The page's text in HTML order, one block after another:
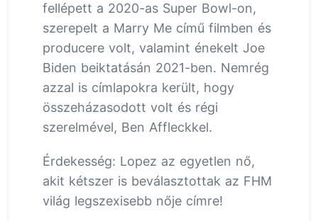
fellépett a 2020-as Super Bowl-on,
szerepelt a Marry Me című filmben és
producere volt, valamint énekelt Joe
Biden beiktatásán 2021-ben. Nemrég
azzal is címlapokra került, hogy
összeházasodott volt és régi
szerelmével, Ben Affleckkel.
Érdekesség: Lopez az egyetlen nő,
akit kétszer is beválasztottak az FHM
világ legszexisebb nője címre!